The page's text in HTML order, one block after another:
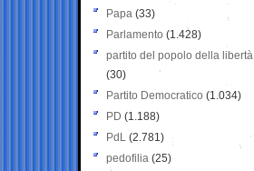
Papa (33)
Parlamento (1.428)
partito del popolo della libertà
(30)
Partito Democratico (1.034)
PD (1.188)
PdL (2.781)
pedofilia (25)